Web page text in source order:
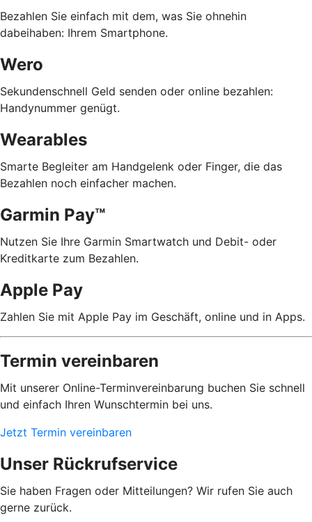
Bezahlen Sie einfach mit dem, was Sie ohnehin
dabeihaben: Ihrem Smartphone.
Wero
Sekundenschnell Geld senden oder online bezahlen:
Handynummer genügt.
Wearables
Smarte Begleiter am Handgelenk oder Finger, die das
Bezahlen noch einfacher machen.
Garmin Pay™
Nutzen Sie Ihre Garmin Smartwatch und Debit- oder
Kreditkarte zum Bezahlen.
Apple Pay
Zahlen Sie mit Apple Pay im Geschäft, online und in Apps.
Termin vereinbaren
Mit unserer Online-Terminvereinbarung buchen Sie schnell
und einfach Ihren Wunschtermin bei uns.
Jetzt Termin vereinbaren
Unser Rückrufservice
Sie haben Fragen oder Mitteilungen? Wir rufen Sie auch
gerne zurück.